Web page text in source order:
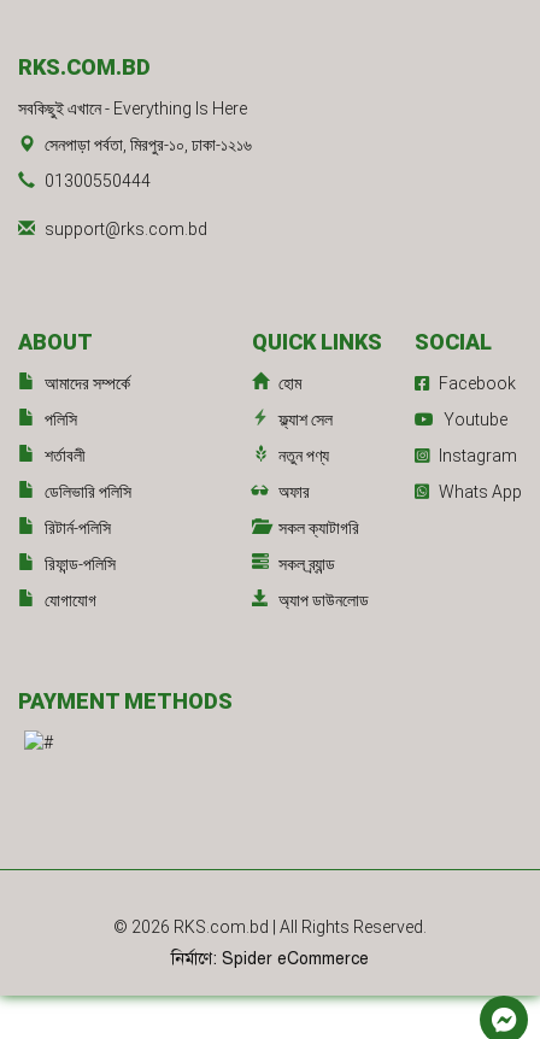
RKS.COM.BD
সবকিছুই এখানে - Everything Is Here
সেনপাড়া পর্বতা, মিরপুর-১০, ঢাকা-১২১৬
01300550444
support@rks.com.bd
ABOUT
আমাদের সম্পর্কে
পলিসি
শর্তাবলী
ডেলিভারি পলিসি
রিটার্ন-পলিসি
রিফান্ড-পলিসি
যোগাযোগ
QUICK LINKS
হোম
ফ্ল্যাশ সেল
নতুন পণ্য
অফার
সকল ক্যাটাগরি
সকল ব্র্যান্ড
অ্যাপ ডাউনলোড
SOCIAL
Facebook
Youtube
Instagram
Whats App
PAYMENT METHODS
© 2026 RKS.com.bd | All Rights Reserved.
নির্মাণে: Spider eCommerce